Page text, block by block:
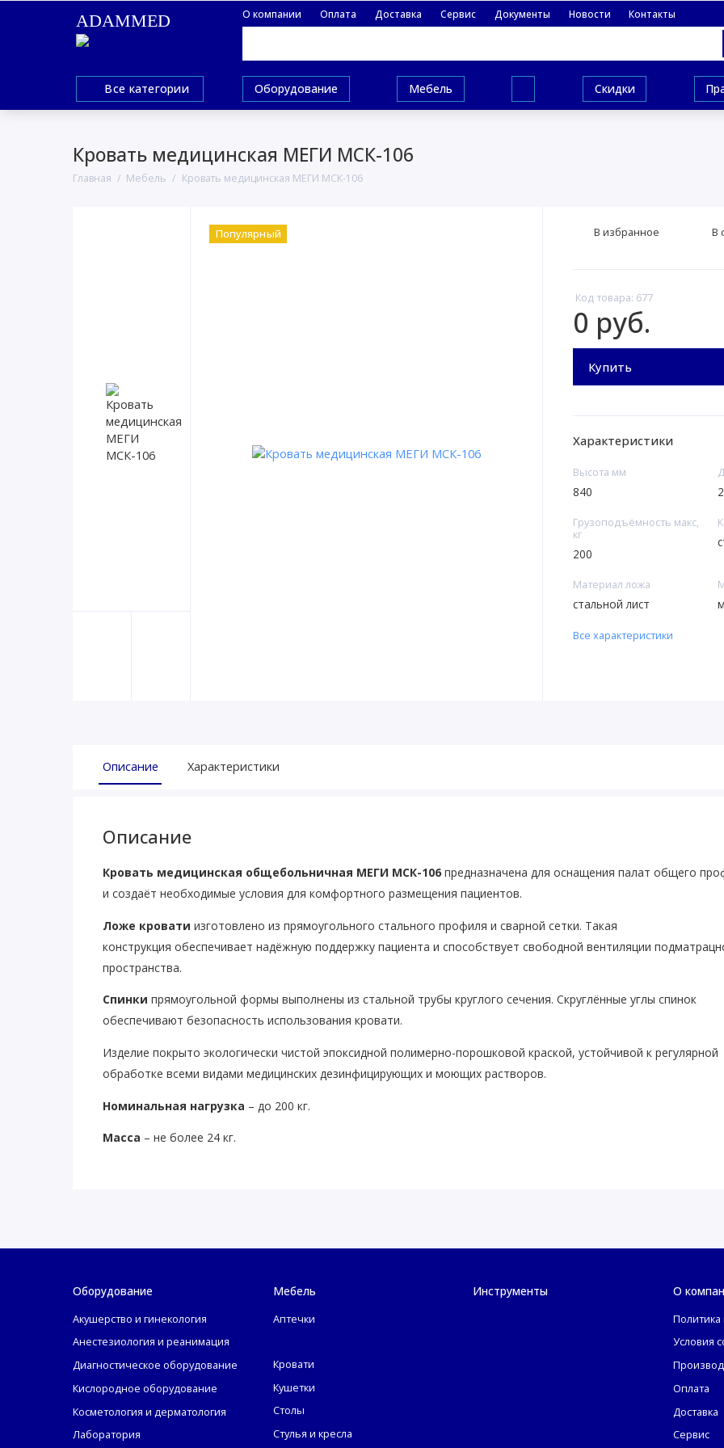
О компании Оплата Доставка Сервис Документы Новости Контакты
ADAMMED
Все категории Оборудование Мебель Скидки
Кровать медицинская МЕГИ МСК-106
Главная Мебель Кровать медицинская МЕГИ МСК-106
Популярный
Код товара: 677
0 руб.
Купить
В избранное В
Характеристики
Высота мм
840
Грузоподъёмность макс,
кг
200
Материал ложа
стальной лист
Все характеристики
Описание Характеристики
Описание
Кровать медицинская общебольничная МЕГИ МСК-106 предназначена для оснащения палат общего
и создаёт необходимые условия для комфортного размещения пациентов.
Ложе кровати изготовлено из прямоугольного стального профиля и сварной сетки. Такая
конструкция обеспечивает надёжную поддержку пациента и способствует свободной вентиляции
пространства.
Спинки прямоугольной формы выполнены из стальной трубы круглого сечения. Скруглённые углы спинок
обеспечивают безопасность использования кровати.
Изделие покрыто экологически чистой эпоксидной полимерно-порошковой краской, устойчивой к регулярной
обработке всеми видами медицинских дезинфицирующих и моющих растворов.
Номинальная нагрузка – до 200 кг.
Масса – не более 24 кг.
Оборудование
Акушерство и гинекология
Анестезиология и реанимация
Диагностическое оборудование
Кислородное оборудование
Косметология и дерматология
Лаборатория
Мебель
Аптечки
Кровати
Кушетки
Столы
Стулья и кресла
Инструменты О
Условия
Оплата
Доставка
Сервис